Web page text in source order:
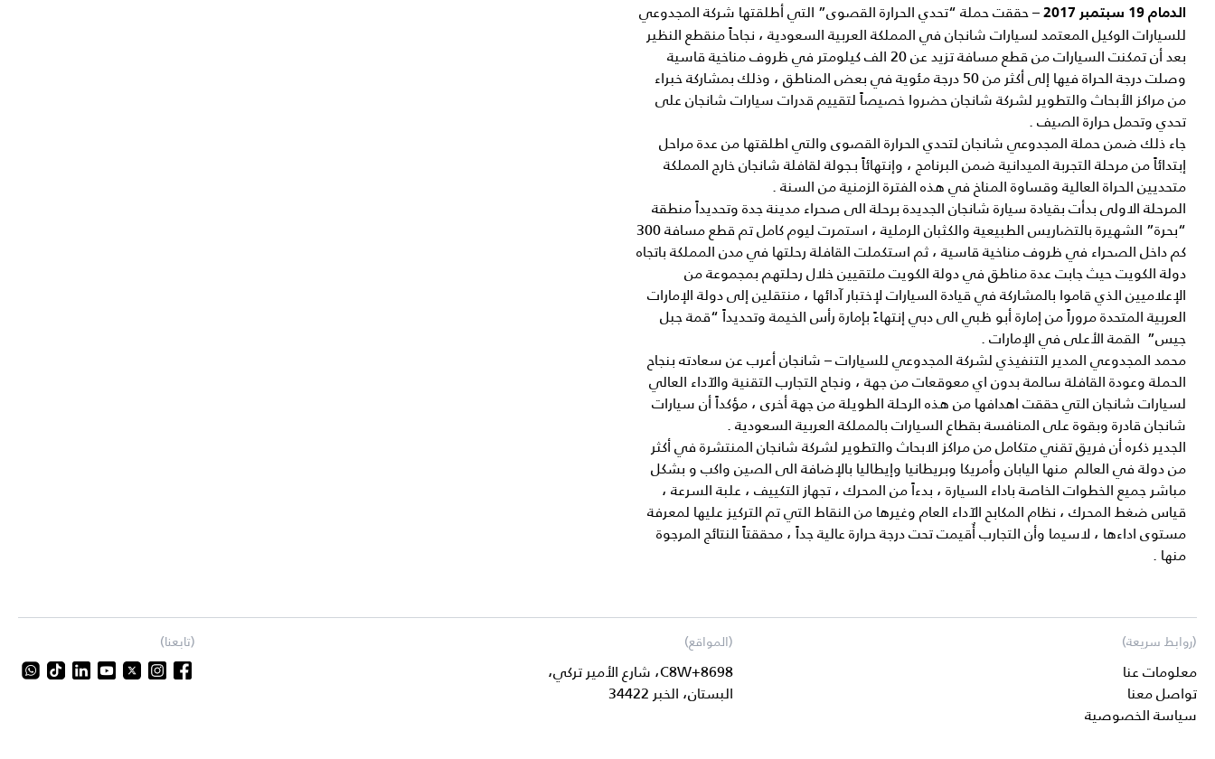
الدمام 19 سبتمبر 2017 –
حققت حملة “تحدي الحرارة القصوى” التي أطلقتها شركة المجدوعي
للسيارات الوكيل المعتمد لسيارات شانجان في المملكة العربية السعودية ، نجاحاً منقطع النظير
بعد أن تمكنت السيارات من قطع مسافة تزيد عن 20 الف كيلومتر في ظروف مناخية قاسية
وصلت درجة الحراة فيها إلى أكثر من 50 درجة مئوية في بعض المناطق ، وذلك بمشاركة خبراء
من مراكز الأبحاث والتطوير لشركة شانجان حضروا خصيصاً لتقييم قدرات سيارات شانجان على
تحدي وتحمل حرارة الصيف .
جاء ذلك ضمن حملة المجدوعي شانجان لتحدي الحرارة القصوى والتي اطلقتها من عدة مراحل
إبتدائاً من مرحلة التجربة الميدانية ضمن البرنامج ، وإنتهائاً بـجولة لقافلة شانجان خارج المملكة
متحديين الحراة العالية وقساوة المناخ في هذه الفترة الزمنية من السنة .
المرحلة الاولى بدأت بقيادة سيارة شانجان الجديدة برحلة الى صحراء مدينة جدة وتحديداً منطقة
“بحرة” الشهيرة بالتضاريس الطبيعية والكثبان الرملية ، استمرت ليوم كامل تم قطع مسافة 300
كم داخل الصحراء في ظروف مناخية قاسية ، ثم استكملت القافلة رحلتها في مدن المملكة باتجاه
دولة الكويت حيث جابت عدة مناطق في دولة الكويت ملتقيين خلال رحلتهم بمجموعة من
الإعلاميين الذي قاموا بالمشاركة في قيادة السيارات لإختبار آدائها ، منتقلين إلى دولة الإمارات
العربية المتحدة مروراً من إمارة أبو ظبي الى دبي إنتهاءً بإمارة رأس الخيمة وتحديداً “قمة جبل
جيس” القمة الأعلى في الإمارات .
محمد المجدوعي المدير التنفيذي لشركة المجدوعي للسيارات – شانجان أعرب عن سعادته بنجاح
الحملة وعودة القافلة سالمة بدون اي معوقعات من جهة ، ونجاح التجارب التقنية والآداء العالي
لسيارات شانجان التي حققت اهدافها من هذه الرحلة الطويلة من جهة أخرى ، مؤكداً أن سيارات
شانجان قادرة وبقوة على المنافسة بقطاع السيارات بالمملكة العربية السعودية .
الجدير ذكره أن فريق تقني متكامل من مراكز الابحاث والتطوير لشركة شانجان المنتشرة في أكثر
من دولة في العالم منها اليابان وأمريكا وبريطانيا وإيطاليا بالإضافة الى الصين واكب و بشكل
مباشر جميع الخطوات الخاصة باداء السيارة ، بدءاً من المحرك ، تجهاز التكييف ، علبة السرعة ،
قياس ضغط المحرك ، نظام المكابح الآداء العام وغيرها من النقاط التي تم التركيز عليها لمعرفة
مستوى اداءها ، لاسيما وأن التجارب أٌقيمت تحت درجة حرارة عالية جداً ، محققتاً النتائج المرجوة
منها .
(روابط سريعة)
معلومات عنا
تواصل معنا
سياسة الخصوصية
(المواقع)
8698+C8W، شارع الأمير تركي،
البستان، الخبر 34422
(تابعنا)